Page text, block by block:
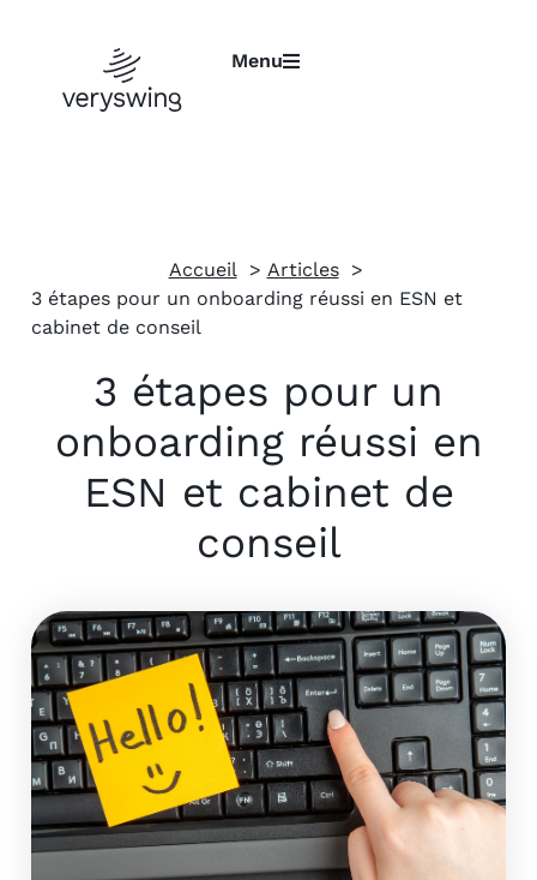
Menu
Accueil
Articles
3 étapes pour un onboarding réussi en ESN et
cabinet de conseil
3 étapes pour un
onboarding réussi en
ESN et cabinet de
conseil